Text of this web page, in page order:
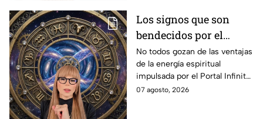
Los signos que son
bendecidos por el
universo con suerte
espiritual a partir de
hoy 7 de agosto: los
horóscopos de Mhoni
No todos gozan de las ventajas
de la energía espiritual
impulsada por el Portal Infinito.
Mira de qué se trata y cómo
07 agosto, 2026